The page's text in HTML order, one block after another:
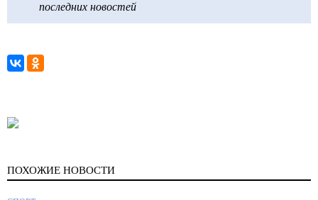
последних новостей
ПОХОЖИЕ НОВОСТИ